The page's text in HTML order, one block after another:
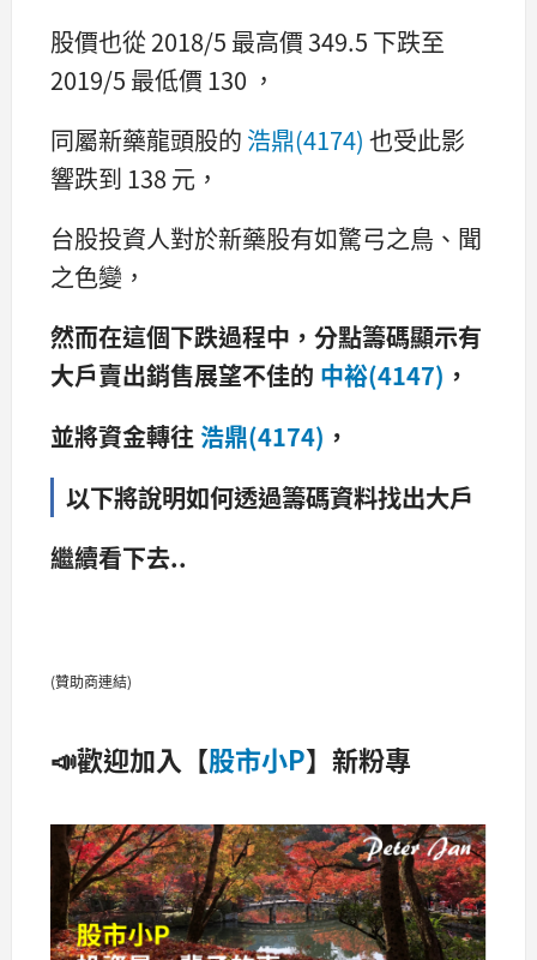
股價也從 2018/5 最高價 349.5 下跌至
2019/5 最低價 130 ，
同屬新藥龍頭股的 浩鼎(4174) 也受此影
響跌到 138 元，
台股投資人對於新藥股有如驚弓之鳥、聞
之色變，
然而在這個下跌過程中，分點籌碼顯示有
大戶賣出銷售展望不佳的 中裕(4147) ，
並將資金轉往 浩鼎(4174) ，
以下將說明如何透過籌碼資料找出大戶
繼續看下去..
(贊助商連結)
📣歡迎加入【股市小P】新粉專